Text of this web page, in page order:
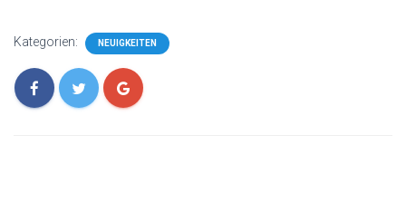
Kategorien: NEUIGKEITEN